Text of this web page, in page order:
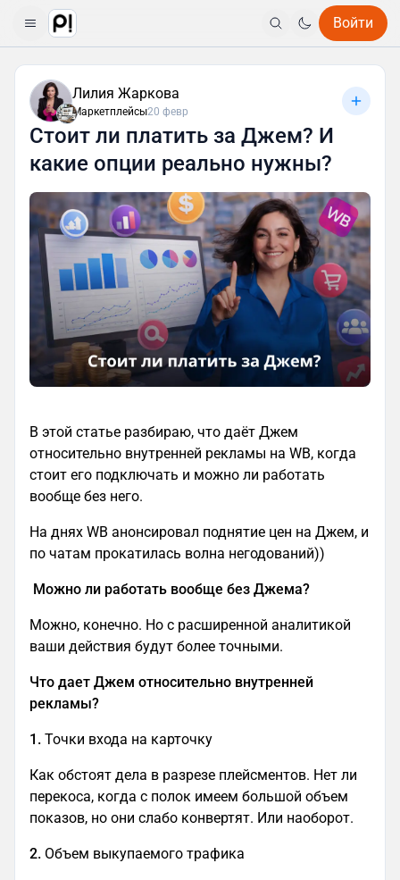
Войти
Лилия Жаркова
Маркетплейсы20 февр
Стоит ли платить за Джем? И
какие опции реально нужны?
В этой статье разбираю, что даёт Джем
относительно внутренней рекламы на WB, когда
стоит его подключать и можно ли работать
вообще без него.
На днях WB анонсировал поднятие цен на Джем, и
по чатам прокатилась волна негодований))
Можно ли работать вообще без Джема?
Можно, конечно. Но с расширенной аналитикой
ваши действия будут более точными.
Что дает Джем относительно внутренней
рекламы?
1. Точки входа на карточку
Как обстоят дела в разрезе плейсментов. Нет ли
перекоса, когда с полок имеем большой объем
показов, но они слабо конвертят. Или наоборот.
2. Объем выкупаемого трафика